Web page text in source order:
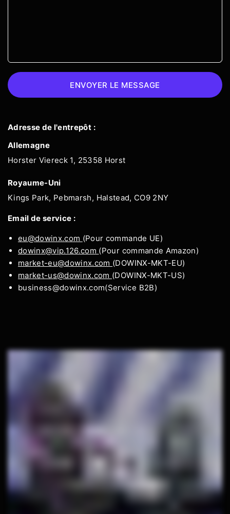
ENVOYER LE MESSAGE
Adresse de l'entrepôt :
Allemagne
Horster Viereck 1, 25358 Horst
Royaume-Uni
Kings Park, Pebmarsh, Halstead, CO9 2NY
Email de service :
eu@dowinx.com (Pour commande UE)
dowinx@vip.126.com (Pour commande Amazon)
market-eu@dowinx.com (DOWINX-MKT-EU)
market-us@dowinx.com (DOWINX-MKT-US)
business@dowinx.com(Service B2B)